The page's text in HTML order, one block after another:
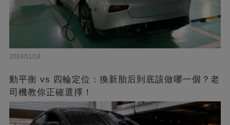
2024/11/18
動平衡 vs 四輪定位：換新胎后到底該做哪一個？老
司機教你正確選擇！